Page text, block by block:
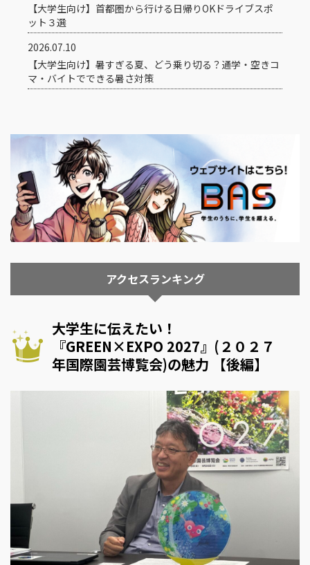
【大学生向け】首都圏から行ける日帰りOKドライブスポ
ット３選
2026.07.10
【大学生向け】暑すぎる夏、どう乗り切る？通学・空きコ
マ・バイトでできる暑さ対策
アクセスランキング
大学生に伝えたい！
『GREEN×EXPO 2027』(２０２７
年国際園芸博覧会)の魅力 【後編】